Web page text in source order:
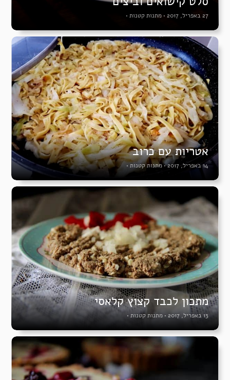
27 באפריל, 2017 • מתנות קטנות •
אטריות עם כרוב
14 באפריל, 2017 •מתנות קטנות •
מתכון לכבד קצוץ קלאסי
13 באפריל, 2017 • מתנות קטנות •